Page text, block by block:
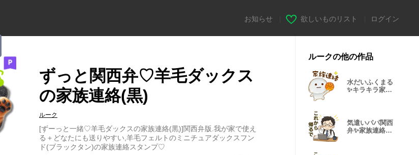
お知らせ 欲しいものリスト ログイン
ずっと関西弁♡羊毛ダックス
の家族連絡(黒)
ルーク
[ずーっと一緒♡羊毛ダックスの家族連絡(黒)]関西弁版.我が家で使え
る＋どなたにも送りやすい,羊毛フェルトのミニチュアダックスフン
ド(ブラックタン)の家族連絡スタンプ♡
ルークの他の作品
水だいふくまる
✨キラキラ家族
気遣いパパ関西
弁✨家族連絡ス